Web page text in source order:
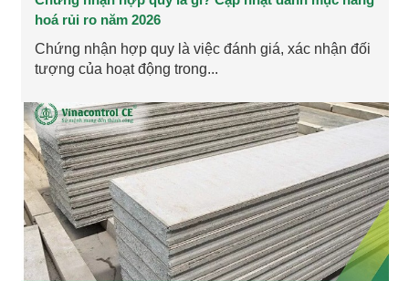
hoá rủi ro năm 2026
Chứng nhận hợp quy là việc đánh giá, xác nhận đối
tượng của hoạt động trong...